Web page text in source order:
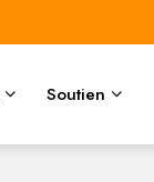
Soutien